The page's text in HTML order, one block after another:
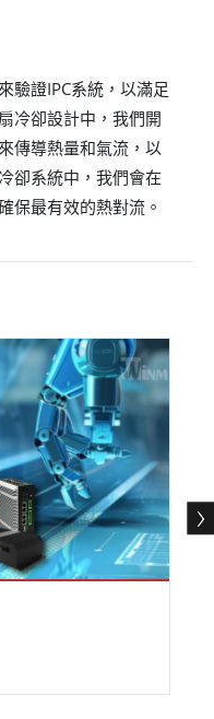
驗證IPC系統，以滿足
冷卻設計中，我們開
傳導熱量和氣流，以
卻系統中，我們會在
保最有效的熱對流。